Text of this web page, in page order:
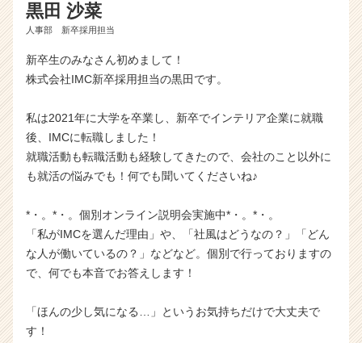
黒田 沙菜
人事部 新卒採用担当
新卒生のみなさん初めまして！
株式会社IMC新卒採用担当の黒田です。
私は2021年に大学を卒業し、新卒でインテリア企業に就職
後、IMCに転職しました！
就職活動も転職活動も経験してきたので、会社のこと以外に
も就活の悩みでも！何でも聞いてくださいね♪
*・。*・。個別オンライン説明会実施中*・。*・。
「私がIMCを選んだ理由」や、「社風はどうなの？」「どん
な人が働いているの？」などなど。個別で行っておりますの
で、何でも本音でお答えします！
「ほんの少し気になる…」というお気持ちだけで大丈夫で
す！